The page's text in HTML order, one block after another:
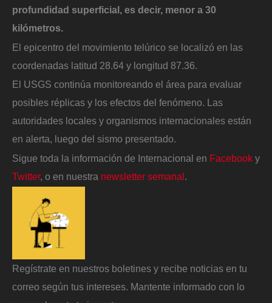
profundidad superficial, es decir, menor a 30
kilómetros.
El epicentro del movimiento telúrico se localizó en las
coordenadas latitud 28.64 y longitud 87.36.
El USGS continúa monitoreando el área para evaluar
posibles réplicas y los efectos del fenómeno. Las
autoridades locales y organismos internacionales están
en alerta, luego del sismo presentado.
Sigue toda la información de Internacional en Facebook y
Twitter, o en nuestra newsletter semanal.
Regístrate en nuestros boletines y recibe noticias en tu
correo según tus intereses. Mantente informado con lo